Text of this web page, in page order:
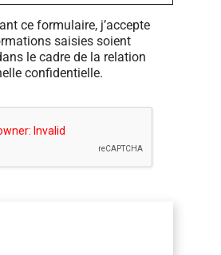
ce formulaire, j’accepte
saisies soient
le cadre de la relation
confidentielle.